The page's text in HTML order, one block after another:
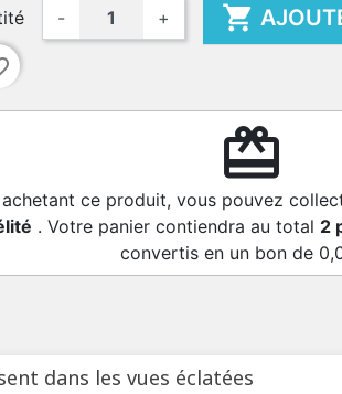
- + 
redeem
achetant ce produit, vous pouvez
. Votre panier contiendra au total 2
convertis en un bon de
dans les vues éclatées